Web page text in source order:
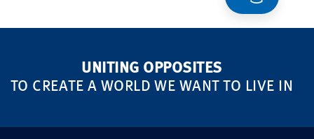
UNITING OPPOSITES
TO CREATE A WORLD WE WANT TO LIVE IN